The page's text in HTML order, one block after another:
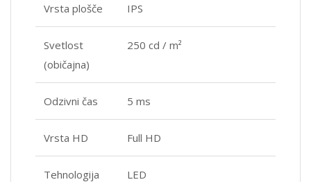
Vrsta plošče IPS
Svetlost
(običajna)
250 cd / m²
Odzivni čas 5 ms
Vrsta HD Full HD
Tehnologija
LED